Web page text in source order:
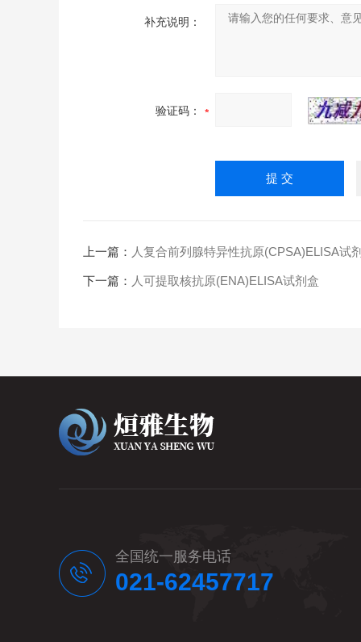
补充说明：
验证码：
上一篇： 人复合前列腺特异性抗原(CPSA)ELISA试
下一篇： 人可提取核抗原(ENA)ELISA试剂盒
全国统一服务电话
021-62457717